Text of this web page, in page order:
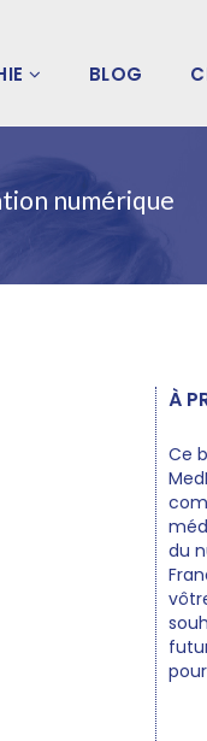
BLOG
numérique
À
Ce
du